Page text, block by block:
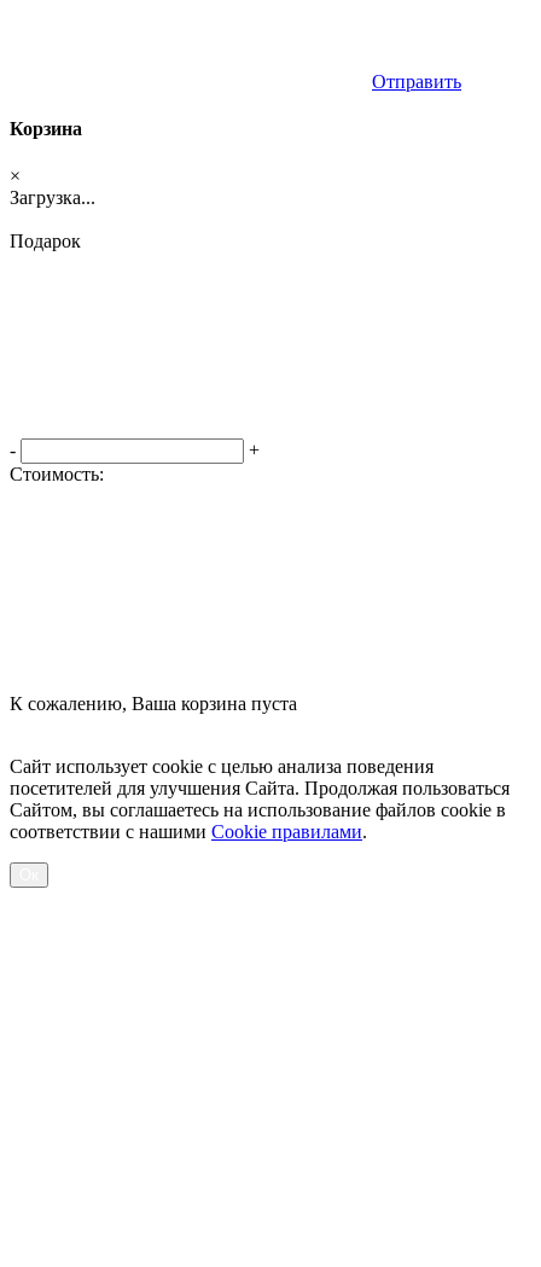
Отправить
Корзина
×
Загрузка...
Подарок
-
+
Стоимость:
К сожалению, Ваша корзина пуста
Сайт использует cookie с целью анализа поведения
посетителей для улучшения Сайта. Продолжая пользоваться
Сайтом, вы соглашаетесь на использование файлов cookie в
соответствии с нашими Cookiе правилами.